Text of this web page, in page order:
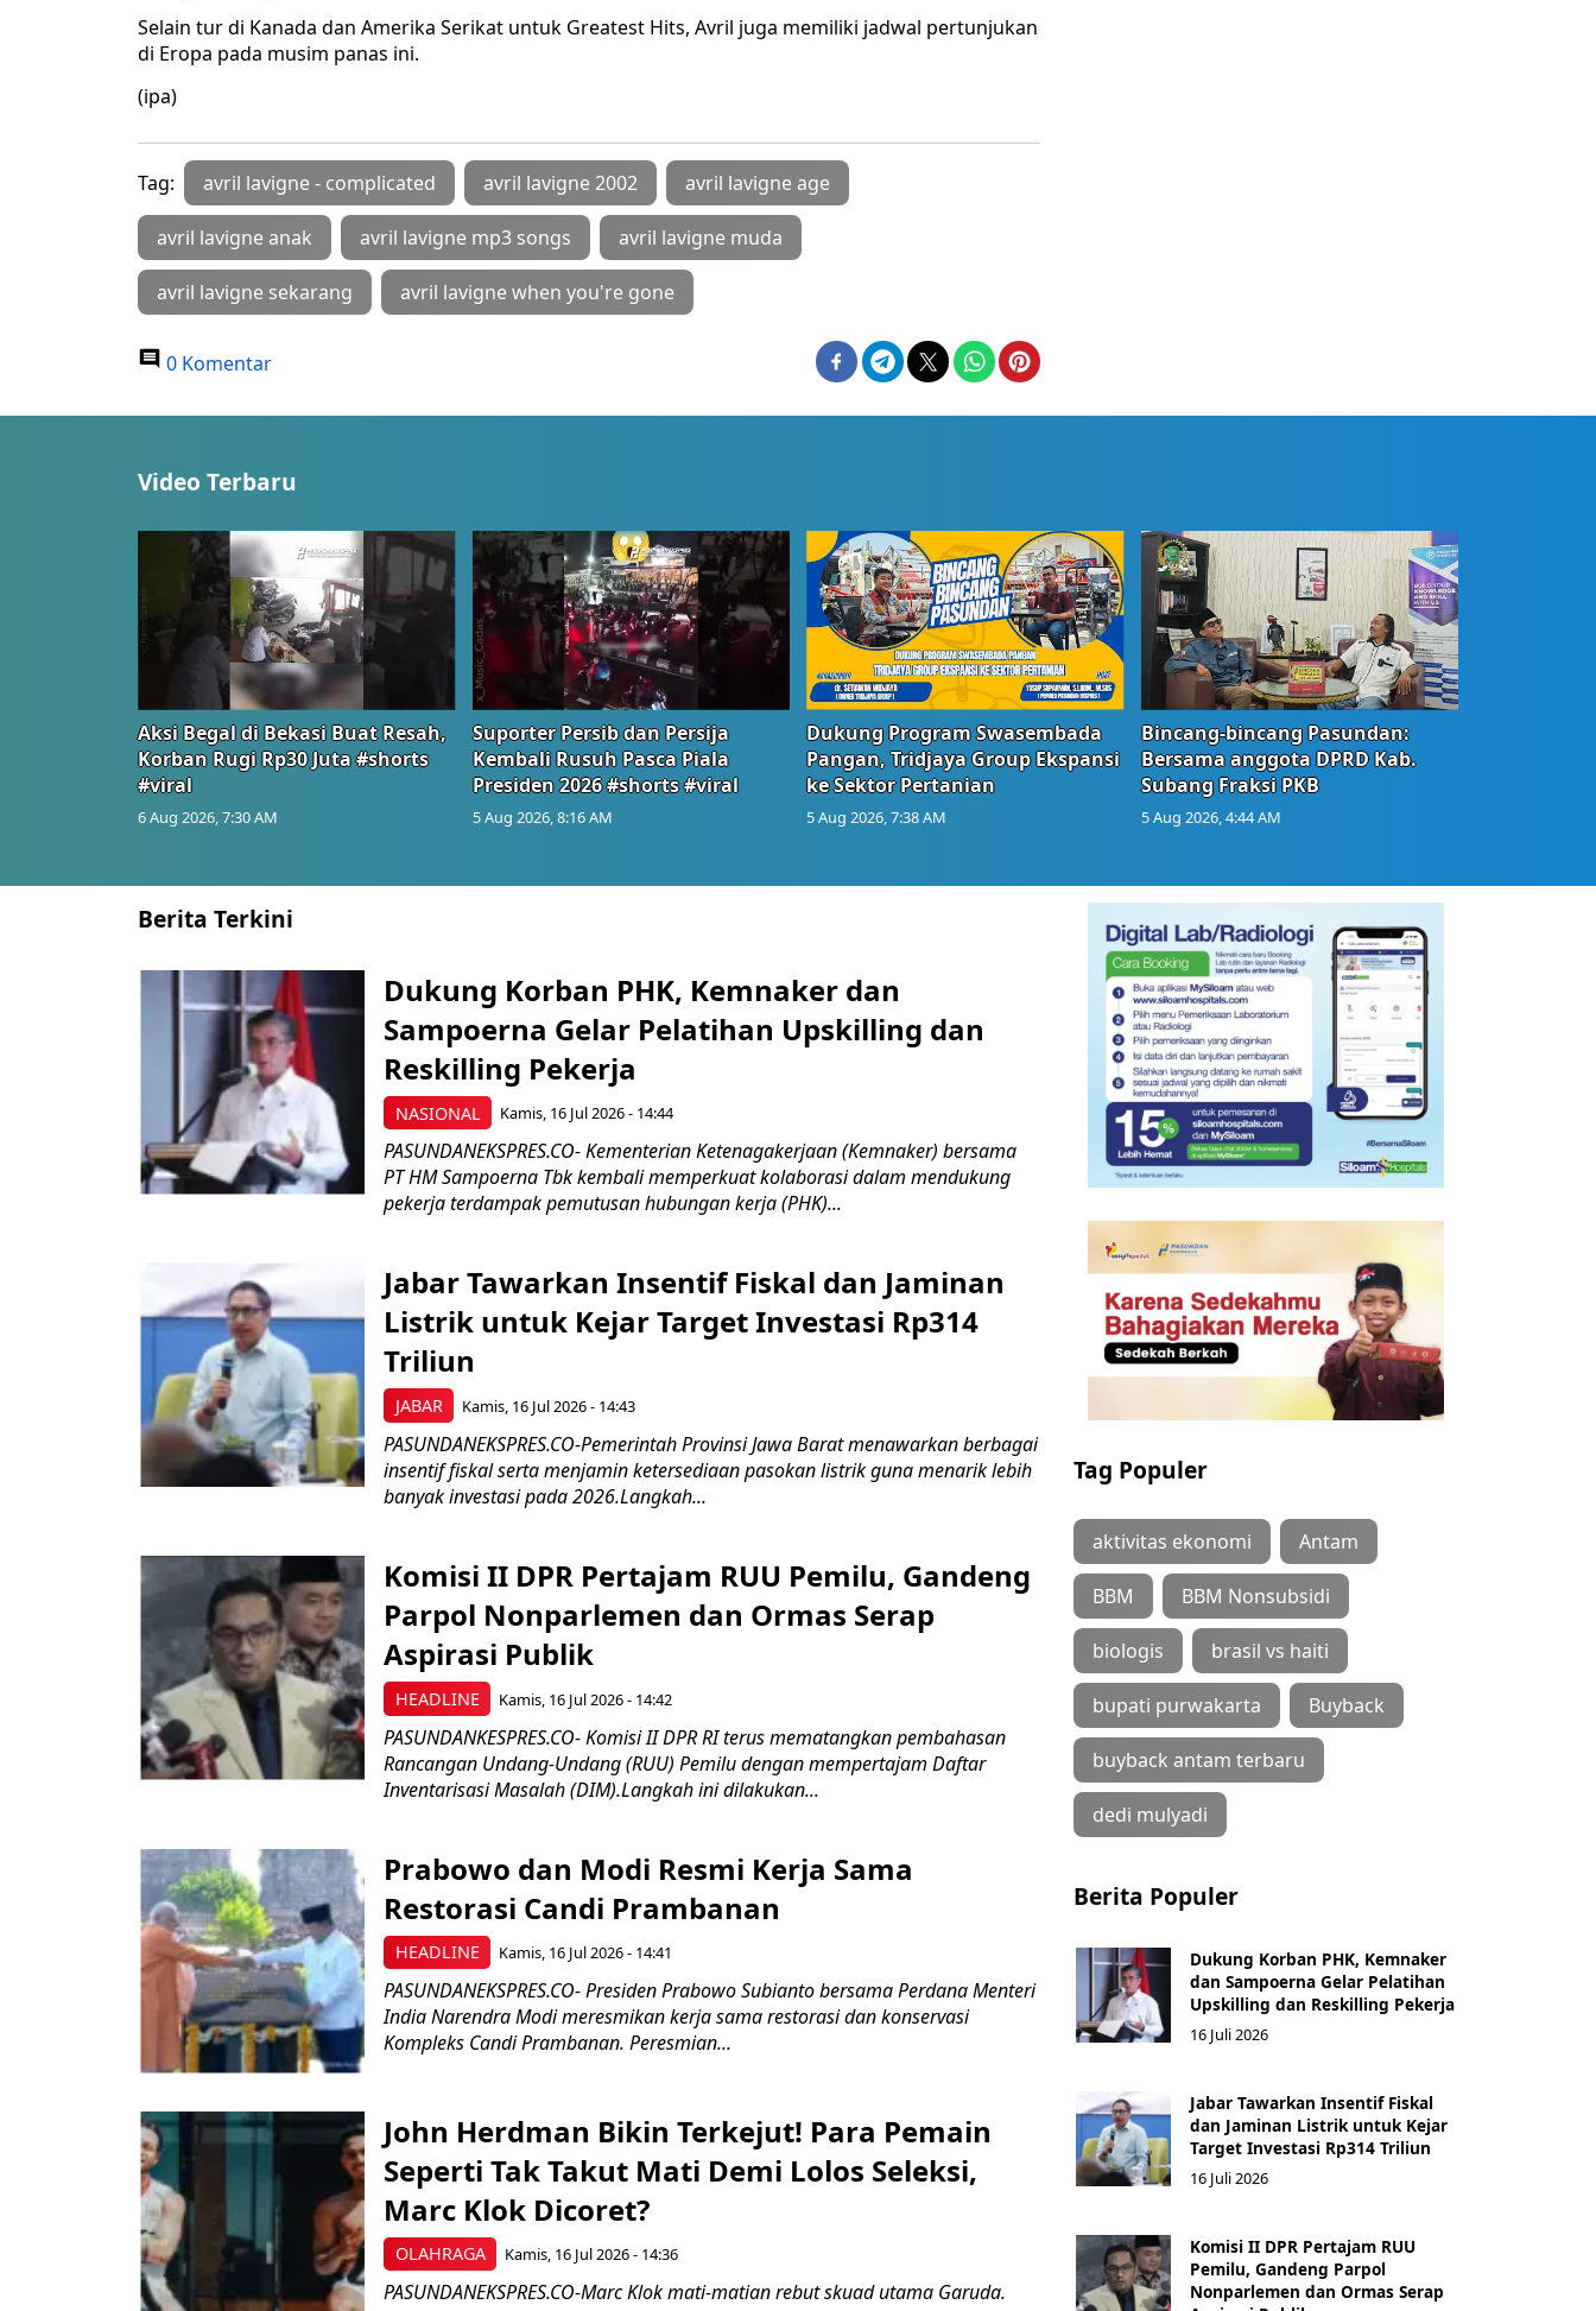
Selain tur di Kanada dan Amerika Serikat untuk Greatest Hits, Avril juga memiliki jadwal pertunjukan
di Eropa pada musim panas ini.
(ipa)
Tag: avril lavigne - complicated avril lavigne 2002 avril lavigne age
avril lavigne anak avril lavigne mp3 songs avril lavigne muda
avril lavigne sekarang avril lavigne when you're gone
0 Komentar
Video Terbaru
Aksi Begal di Bekasi Buat Resah,
Korban Rugi Rp30 Juta #shorts
#viral
6 Aug 2026, 7:30 AM
Suporter Persib dan Persija
Kembali Rusuh Pasca Piala
Presiden 2026 #shorts #viral
5 Aug 2026, 8:16 AM
Dukung Program Swasembada
Pangan, Tridjaya Group Ekspansi
ke Sektor Pertanian
5 Aug 2026, 7:38 AM
Bincang-bincang Pasundan:
Bersama anggota DPRD Kab.
Subang Fraksi PKB
5 Aug 2026, 4:44 AM
Berita Terkini
NASIONAL
Dukung Korban PHK, Kemnaker dan
Sampoerna Gelar Pelatihan Upskilling dan
Reskilling Pekerja
Kamis, 16 Jul 2026 - 14:44
PASUNDANEKSPRES.CO- Kementerian Ketenagakerjaan (Kemnaker) bersama
PT HM Sampoerna Tbk kembali memperkuat kolaborasi dalam mendukung
pekerja terdampak pemutusan hubungan kerja (PHK)...
JABAR
Jabar Tawarkan Insentif Fiskal dan Jaminan
Listrik untuk Kejar Target Investasi Rp314
Triliun
Kamis, 16 Jul 2026 - 14:43
PASUNDANEKSPRES.CO-Pemerintah Provinsi Jawa Barat menawarkan berbagai
insentif fiskal serta menjamin ketersediaan pasokan listrik guna menarik lebih
banyak investasi pada 2026.Langkah...
HEADLINE
Komisi II DPR Pertajam RUU Pemilu, Gandeng
Parpol Nonparlemen dan Ormas Serap
Aspirasi Publik
Kamis, 16 Jul 2026 - 14:42
PASUNDANKESPRES.CO- Komisi II DPR RI terus mematangkan pembahasan
Rancangan Undang-Undang (RUU) Pemilu dengan mempertajam Daftar
Inventarisasi Masalah (DIM).Langkah ini dilakukan...
HEADLINE
Prabowo dan Modi Resmi Kerja Sama
Restorasi Candi Prambanan
Kamis, 16 Jul 2026 - 14:41
PASUNDANEKSPRES.CO- Presiden Prabowo Subianto bersama Perdana Menteri
India Narendra Modi meresmikan kerja sama restorasi dan konservasi
Kompleks Candi Prambanan. Peresmian...
OLAHRAGA
John Herdman Bikin Terkejut! Para Pemain
Seperti Tak Takut Mati Demi Lolos Seleksi,
Marc Klok Dicoret?
Kamis, 16 Jul 2026 - 14:36
PASUNDANEKSPRES.CO-Marc Klok mati-matian rebut skuad utama Garuda.
Tag Populer
aktivitas ekonomi Antam
BBM BBM Nonsubsidi
biologis brasil vs haiti
bupati purwakarta Buyback
buyback antam terbaru
dedi mulyadi
Berita Populer
Dukung Korban PHK, Kemnaker
dan Sampoerna Gelar Pelatihan
Upskilling dan Reskilling Pekerja
16 Juli 2026
Jabar Tawarkan Insentif Fiskal
dan Jaminan Listrik untuk Kejar
Target Investasi Rp314 Triliun
16 Juli 2026
Komisi II DPR Pertajam RUU
Pemilu, Gandeng Parpol
Nonparlemen dan Ormas Serap